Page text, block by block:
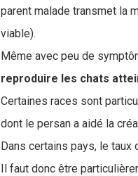
parent malade transmet la
viable).
Même avec peu de
reproduire les chats
Certaines races sont
dont le persan a aidé la
Dans certains pays, le
Il faut donc être